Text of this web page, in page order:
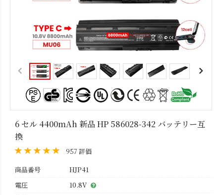
6 セル 4400mAh 新品 HP 586028-342 バッテリー互
換
957 評価
商品番号
HJP41
電圧
10.8V